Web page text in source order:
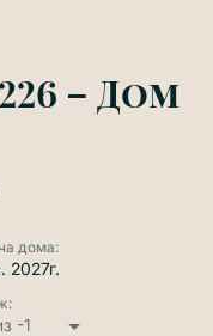
– Дом
дома:
2027г.
-1